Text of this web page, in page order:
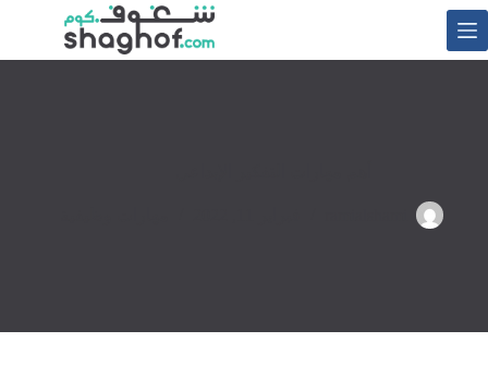
التجاوز
إلى
المحتوى